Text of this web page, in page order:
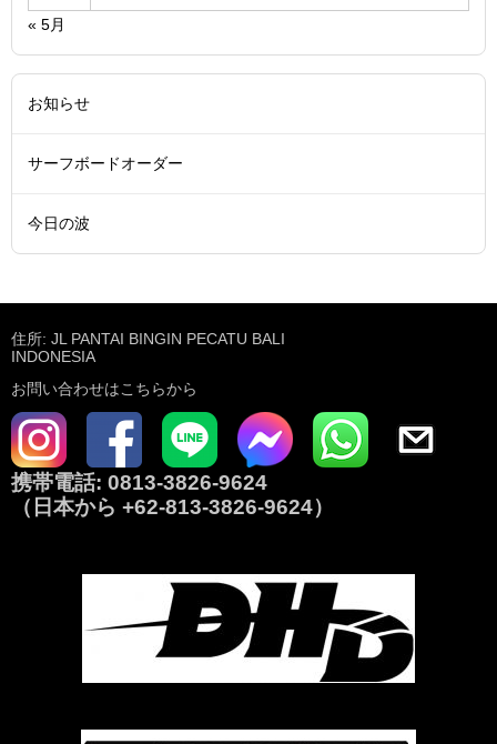
« 5月
お知らせ
サーフボードオーダー
今日の波
住所: JL PANTAI BINGIN PECATU BALI
INDONESIA
お問い合わせはこちらから
携帯電話: 0813-3826-9624
（日本から +62-813-3826-9624）